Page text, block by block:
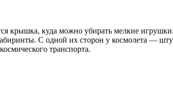
крышка, куда можно убирать мелкие игрушки.
С одной их сторон у космолета —
транспорта.